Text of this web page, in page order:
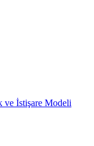
İstişare Modeli